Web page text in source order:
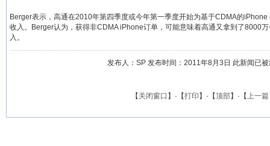
Berger表示，高通在2010年第四季度或今年第一季度开始为基于CDMA的
收入。Berger认为，获得非CDMA iPhone订单，可能意味着高通又拿到了8000
入。
发布人：SP 发布时间：2011年8月3日 此新闻已
【 关闭窗口 】·【打印 】·【顶部】·【上一篇